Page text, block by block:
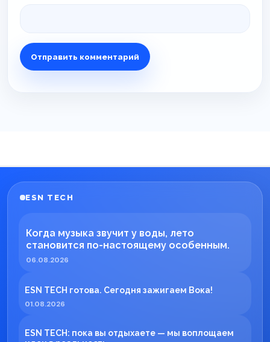
ESN TECH
Когда музыка звучит у воды, лето
становится по-настоящему особенным.
06.08.2026
ESN TECH готова. Сегодня зажигаем Вока!
01.08.2026
ESN TECH: пока вы отдыхаете — мы воплощаем